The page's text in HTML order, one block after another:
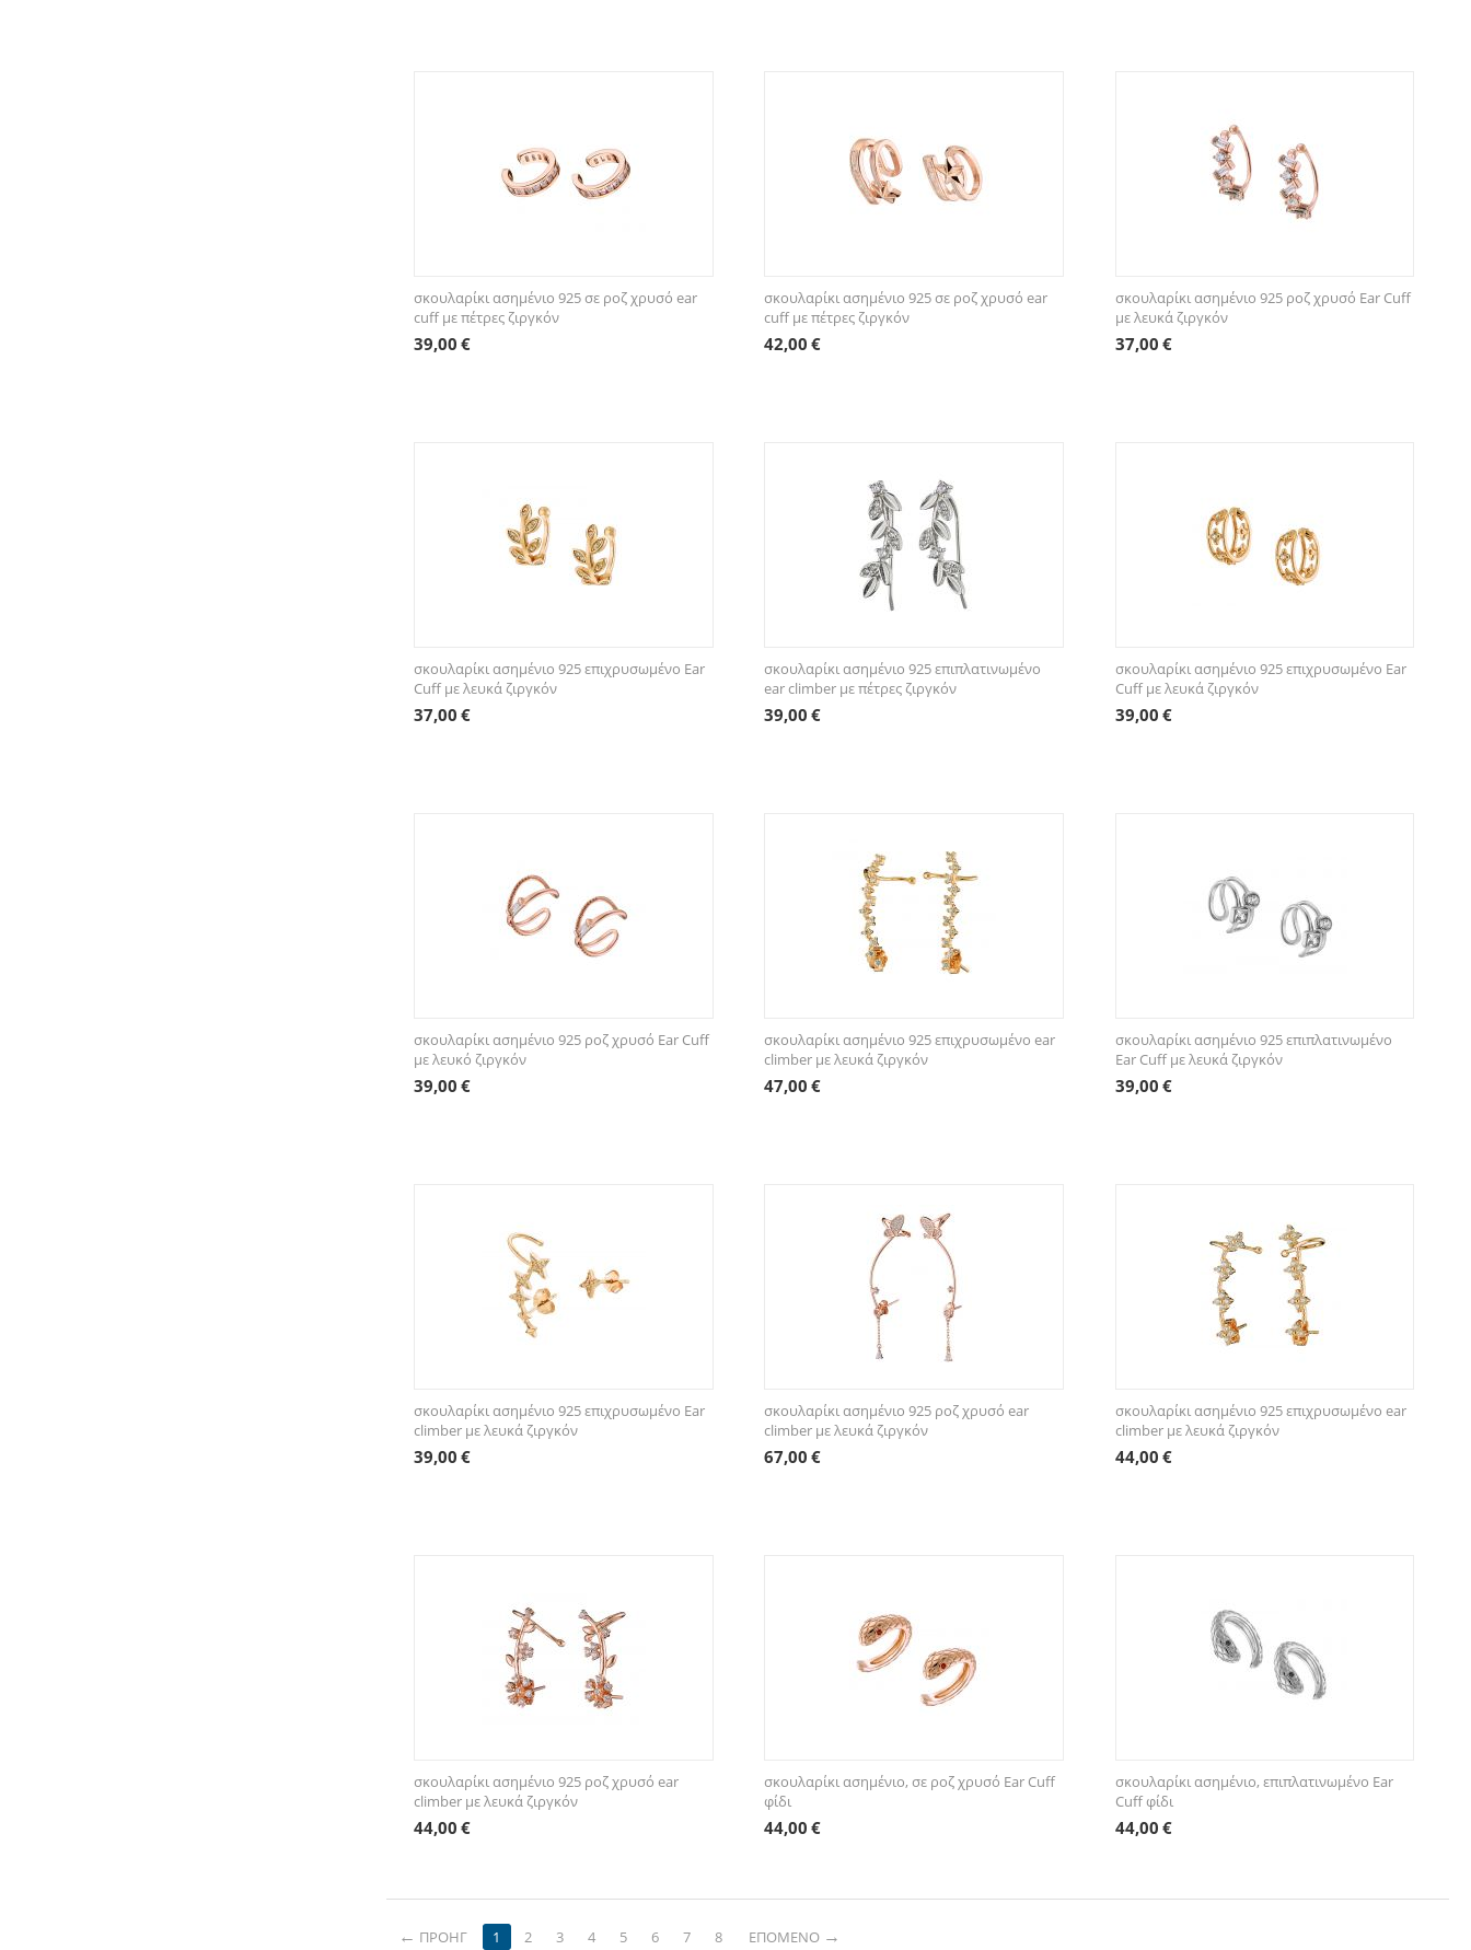
σκουλαρίκι ασημένιο 925 σε ροζ χρυσό ear
cuff με πέτρες ζιργκόν
39,00 €
σκουλαρίκι ασημένιο 925 σε ροζ χρυσό ear
cuff με πέτρες ζιργκόν
42,00 €
σκουλαρίκι ασημένιο 925 ροζ χρυσό Ear Cuff
με λευκά ζιργκόν
37,00 €
σκουλαρίκι ασημένιο 925 επιχρυσωμένο Ear
Cuff με λευκά ζιργκόν
37,00 €
σκουλαρίκι ασημένιο 925 επιπλατινωμένο
ear climber με πέτρες ζιργκόν
39,00 €
σκουλαρίκι ασημένιο 925 επιχρυσωμένο Ear
Cuff με λευκά ζιργκόν
39,00 €
σκουλαρίκι ασημένιο 925 ροζ χρυσό Ear Cuff
με λευκό ζιργκόν
39,00 €
σκουλαρίκι ασημένιο 925 επιχρυσωμένο ear
climber με λευκά ζιργκόν
47,00 €
σκουλαρίκι ασημένιο 925 επιπλατινωμένο
Ear Cuff με λευκά ζιργκόν
39,00 €
σκουλαρίκι ασημένιο 925 επιχρυσωμένο Ear
climber με λευκά ζιργκόν
39,00 €
σκουλαρίκι ασημένιο 925 ροζ χρυσό ear
climber με λευκά ζιργκόν
67,00 €
σκουλαρίκι ασημένιο 925 επιχρυσωμένο ear
climber με λευκά ζιργκόν
44,00 €
σκουλαρίκι ασημένιο 925 ροζ χρυσό ear
climber με λευκά ζιργκόν
44,00 €
σκουλαρίκι ασημένιο, σε ροζ χρυσό Ear Cuff
φίδι
44,00 €
σκουλαρίκι ασημένιο, επιπλατινωμένο Ear
Cuff φίδι
44,00 €
ΠΡΟΗΓ 1 2 3 4 5 6 7 8 ΕΠΌΜΕΝΟ